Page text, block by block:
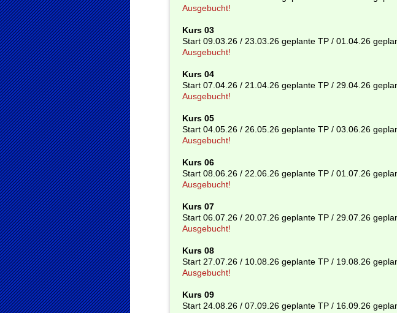
Ausgebucht!
Kurs 03
Start 09.03.26 / 23.03.26 geplante TP / 01.04.26
Ausgebucht!
Kurs 04
Start 07.04.26 / 21.04.26 geplante TP / 29.04.26
Ausgebucht!
Kurs 05
Start 04.05.26 / 26.05.26 geplante TP / 03.06.26
Ausgebucht!
Kurs 06
Start 08.06.26 / 22.06.26 geplante TP / 01.07.26
Ausgebucht!
Kurs 07
Start 06.07.26 / 20.07.26 geplante TP / 29.07.26
Ausgebucht!
Kurs 08
Start 27.07.26 / 10.08.26 geplante TP / 19.08.26
Ausgebucht!
Kurs 09
Start 24.08.26 / 07.09.26 geplante TP / 16.09.26